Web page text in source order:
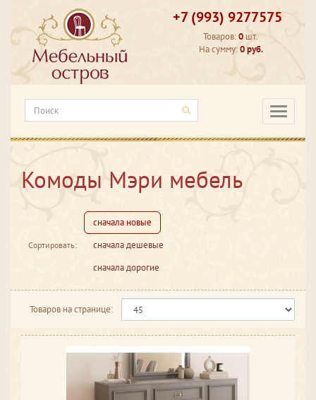
+7 (993) 9277575
Товаров:0 шт.
На сумму:0 руб.
Комоды Мэри мебель
Сортировать:
сначала новые
сначала дешевые
сначала дорогие
Товаров на странице: